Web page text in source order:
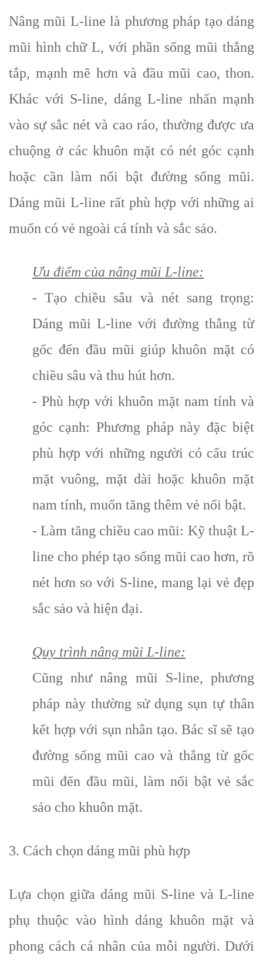
Nâng mũi L-line là phương pháp tạo dáng
mũi hình chữ L, với phần sống mũi thẳng
tắp, mạnh mẽ hơn và đầu mũi cao, thon.
Khác với S-line, dáng L-line nhấn mạnh
vào sự sắc nét và cao ráo, thường được ưa
chuộng ở các khuôn mặt có nét góc cạnh
hoặc cần làm nổi bật đường sống mũi.
Dáng mũi L-line rất phù hợp với những ai
muốn có vẻ ngoài cá tính và sắc sảo.
Ưu điểm của nâng mũi L-line:
- Tạo chiều sâu và nét sang trọng:
Dáng mũi L-line với đường thẳng từ
gốc đến đầu mũi giúp khuôn mặt có
chiều sâu và thu hút hơn.
- Phù hợp với khuôn mặt nam tính và
góc cạnh: Phương pháp này đặc biệt
phù hợp với những người có cấu trúc
mặt vuông, mặt dài hoặc khuôn mặt
nam tính, muốn tăng thêm vẻ nổi bật.
- Làm tăng chiều cao mũi: Kỹ thuật L-
line cho phép tạo sống mũi cao hơn, rõ
nét hơn so với S-line, mang lại vẻ đẹp
sắc sảo và hiện đại.
Quy trình nâng mũi L-line:
Cũng như nâng mũi S-line, phương
pháp này thường sử dụng sụn tự thân
kết hợp với sụn nhân tạo. Bác sĩ sẽ tạo
đường sống mũi cao và thẳng từ gốc
mũi đến đầu mũi, làm nổi bật vẻ sắc
sảo cho khuôn mặt.
3. Cách chọn dáng mũi phù hợp
Lựa chọn giữa dáng mũi S-line và L-line
phụ thuộc vào hình dáng khuôn mặt và
phong cách cá nhân của mỗi người. Dưới